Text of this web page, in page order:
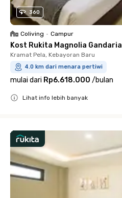
360
Coliving • Campur
Kost Rukita Magnolia Gandaria
Kramat Pela, Kebayoran Baru
4.0 km dari menara pertiwi
mulai dari Rp6.618.000 /bulan
Lihat info lebih banyak